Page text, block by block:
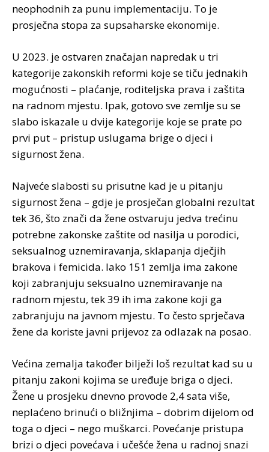
neophodnih za punu implementaciju. To je
prosječna stopa za supsaharske ekonomije.
U 2023. je ostvaren značajan napredak u tri
kategorije zakonskih reformi koje se tiču jednakih
mogućnosti – plaćanje, roditeljska prava i zaštita
na radnom mjestu. Ipak, gotovo sve zemlje su se
slabo iskazale u dvije kategorije koje se prate po
prvi put – pristup uslugama brige o djeci i
sigurnost žena.
Najveće slabosti su prisutne kad je u pitanju
sigurnost žena – gdje je prosječan globalni rezultat
tek 36, što znači da žene ostvaruju jedva trećinu
potrebne zakonske zaštite od nasilja u porodici,
seksualnog uznemiravanja, sklapanja dječjih
brakova i femicida. Iako 151 zemlja ima zakone
koji zabranjuju seksualno uznemiravanje na
radnom mjestu, tek 39 ih ima zakone koji ga
zabranjuju na javnom mjestu. To često sprječava
žene da koriste javni prijevoz za odlazak na posao.
Većina zemalja također bilježi loš rezultat kad su u
pitanju zakoni kojima se uređuje briga o djeci.
Žene u prosjeku dnevno provode 2,4 sata više,
neplaćeno brinući o bližnjima – dobrim dijelom od
toga o djeci – nego muškarci. Povećanje pristupa
brizi o djeci povećava i učešće žena u radnoj snazi